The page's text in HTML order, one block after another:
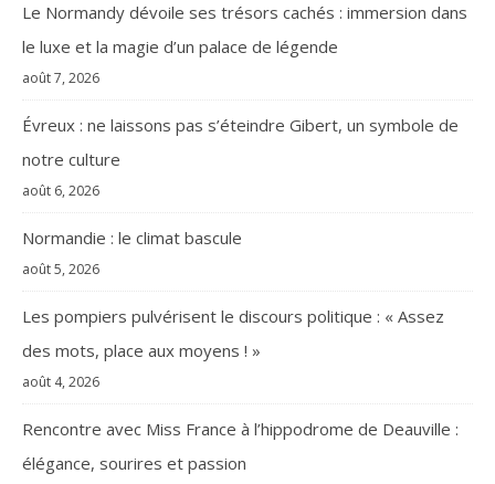
Le Normandy dévoile ses trésors cachés : immersion dans
le luxe et la magie d’un palace de légende
août 7, 2026
Évreux : ne laissons pas s’éteindre Gibert, un symbole de
notre culture
août 6, 2026
Normandie : le climat bascule
août 5, 2026
Les pompiers pulvérisent le discours politique : « Assez
des mots, place aux moyens ! »
août 4, 2026
Rencontre avec Miss France à l’hippodrome de Deauville :
élégance, sourires et passion